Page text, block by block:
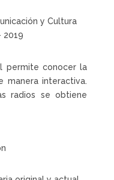
y Cultura
2019
permite conocer la
manera interactiva.
radios se obtiene